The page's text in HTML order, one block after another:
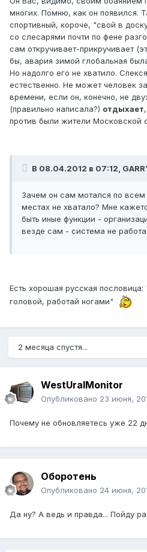
многих. Помню, как он появился.
спортивный, короче, "свой в
со слесарями почти по фене
сам откручивает-прикручивает
бы, авария зимой глобальная
Но надолго его не хватило.
естественно. Не может человек
времени, если он, конечно, не
(правильно написала?) отдыхает
против были жители Московской
В 08.04.2012 в 07:12,
Зачем он сам мотался по
местах не хватало? Мне
быть иные функции -
везде сам - система не
Есть хорошая русская
головой, работай ногами"
2 месяца спустя...
WestUralMonitor
Опубликовано 23 июня,
Почему не обновляетесь уже 22
Оборотень
Опубликовано 24 июня,
Да ну? А ведь и правда... Пойду